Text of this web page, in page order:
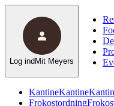
KantineKantine
Frokostordning
Log ind Mit Meyers